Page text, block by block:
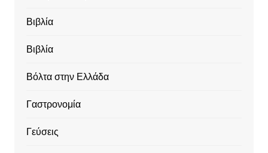
Βιβλία
Βιβλία
Βόλτα στην Ελλάδα
Γαστρονομία
Γεύσεις